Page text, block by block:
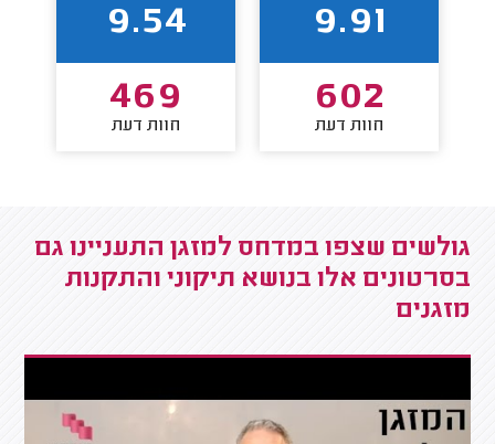
9.91
602
חוות דעת
9.54
469
חוות דעת
גולשים שצפו במדחס למזגן התעניינו גם
בסרטונים אלו בנושא תיקוני והתקנות
מזגנים